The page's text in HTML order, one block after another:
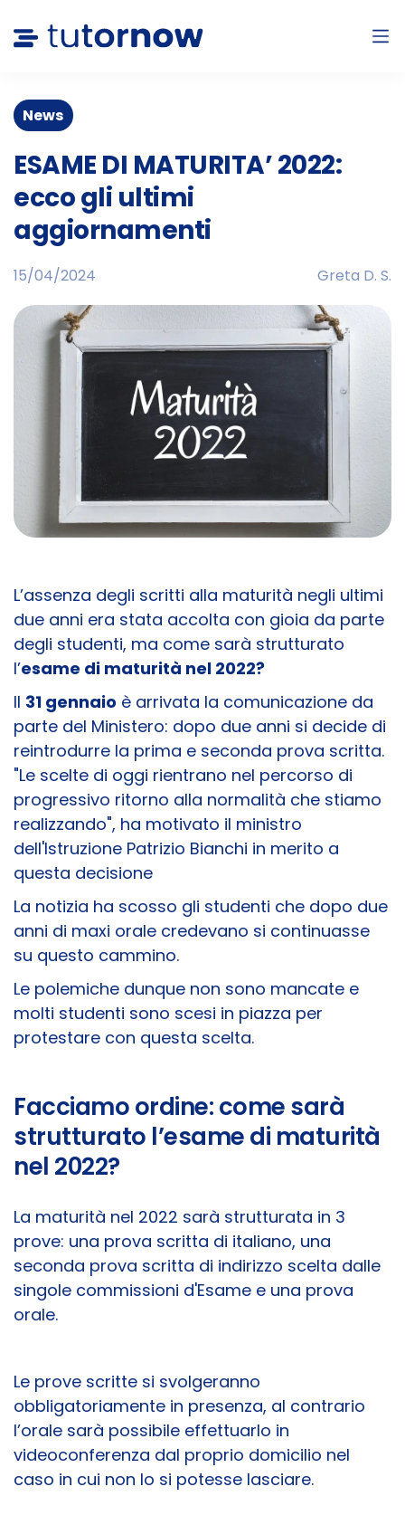
News
ESAME DI MATURITA’ 2022:
ecco gli ultimi
aggiornamenti
15/04/2024 Greta D. S.
L’assenza degli scritti alla maturità negli ultimi
due anni era stata accolta con gioia da parte
degli studenti, ma come sarà strutturato
l’esame di maturità nel 2022?
Il 31 gennaio è arrivata la comunicazione da
parte del Ministero: dopo due anni si decide di
reintrodurre la prima e seconda prova scritta.
"Le scelte di oggi rientrano nel percorso di
progressivo ritorno alla normalità che stiamo
realizzando", ha motivato il ministro
dell'Istruzione Patrizio Bianchi in merito a
questa decisione
La notizia ha scosso gli studenti che dopo due
anni di maxi orale credevano si continuasse
su questo cammino.
Le polemiche dunque non sono mancate e
molti studenti sono scesi in piazza per
protestare con questa scelta.
Facciamo ordine: come sarà
strutturato l’esame di maturità
nel 2022?
La maturità nel 2022 sarà strutturata in 3
prove: una prova scritta di italiano, una
seconda prova scritta di indirizzo scelta dalle
singole commissioni d'Esame e una prova
orale.
Le prove scritte si svolgeranno
obbligatoriamente in presenza, al contrario
l’orale sarà possibile effettuarlo in
videoconferenza dal proprio domicilio nel
caso in cui non lo si potesse lasciare.